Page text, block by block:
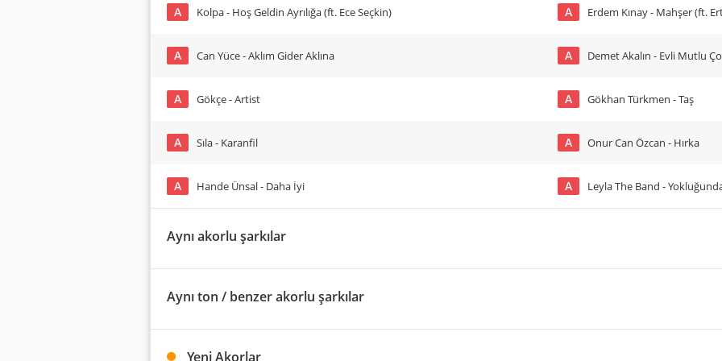
A Kolpa - Hoş Geldin Ayrılığa (ft. Ece Seçkin)
A Can Yüce - Aklım Gider Aklına
A Gökçe - Artist
A Sıla - Karanfil
A Hande Ünsal - Daha İyi
A Erdem Kınay - Mahşer (ft.
A Demet Akalın - Evli Mutlu
A Gökhan Türkmen - Taş
A Onur Can Özcan - Hırka
A Leyla The Band -
Aynı akorlu şarkılar
Aynı ton / benzer akorlu şarkılar
Yeni Akorlar